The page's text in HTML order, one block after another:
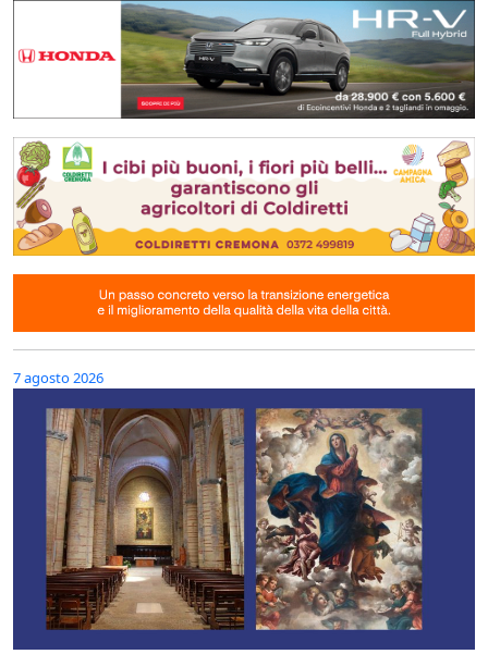
7 agosto 2026